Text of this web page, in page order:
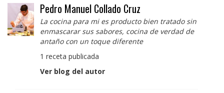
Pedro Manuel Collado Cruz
La cocina para mi es producto bien tratado sin
enmascarar sus sabores, cocina de verdad de
antaño con un toque diferente
1 receta publicada
Ver blog del autor